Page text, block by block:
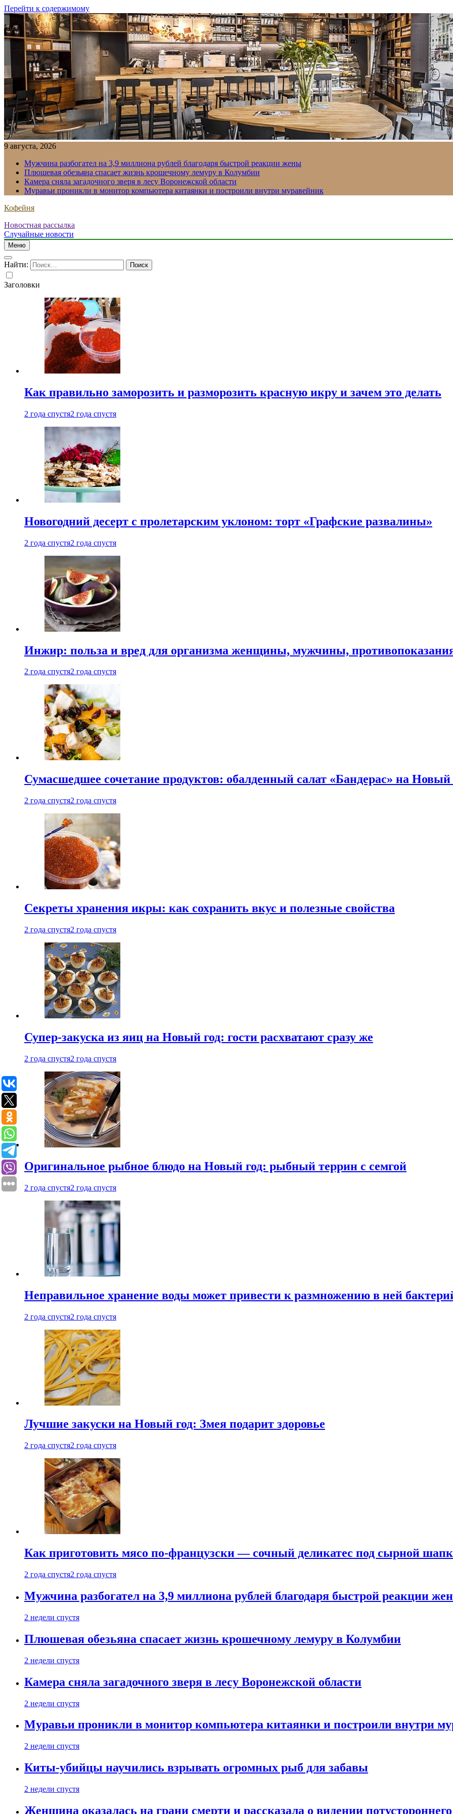
Перейти к содержимому
9 августа, 2026
Мужчина разбогател на 3,9 миллиона рублей благодаря быстрой реакции жены
Плюшевая обезьяна спасает жизнь крошечному лемуру в Колумбии
Камера сняла загадочного зверя в лесу Воронежской области
Муравьи проникли в монитор компьютера китаянки и построили внутри муравейник
Кофейня
Новостная рассылка
Случайные новости
Меню
Найти:
Заголовки
Как правильно заморозить и разморозить красную икру и зачем это делать
2 года спустя2 года спустя
Новогодний десерт с пролетарским уклоном: торт «Графские развалины»
2 года спустя2 года спустя
Инжир: польза и вред для организма женщины, мужчины,
2 года спустя2 года спустя
Сумасшедшее сочетание продуктов: обалденный салат «Бандерас» на Новый
2 года спустя2 года спустя
Секреты хранения икры: как сохранить вкус и полезные свойства
2 года спустя2 года спустя
Супер-закуска из яиц на Новый год: гости расхватают сразу же
2 года спустя2 года спустя
Оригинальное рыбное блюдо на Новый год: рыбный террин с семгой
2 года спустя2 года спустя
Неправильное хранение воды может привести к размножению в ней
2 года спустя2 года спустя
Лучшие закуски на Новый год: Змея подарит здоровье
2 года спустя2 года спустя
Как приготовить мясо по-французски — сочный деликатес под сырной
2 года спустя2 года спустя
Мужчина разбогател на 3,9 миллиона рублей благодаря быстрой реакции
2 недели спустя
Плюшевая обезьяна спасает жизнь крошечному лемуру в Колумбии
2 недели спустя
Камера сняла загадочного зверя в лесу Воронежской области
2 недели спустя
Муравьи проникли в монитор компьютера китаянки и построили внутри
2 недели спустя
Киты-убийцы научились взрывать огромных рыб для забавы
2 недели спустя
Женщина оказалась на грани смерти и рассказала о видении